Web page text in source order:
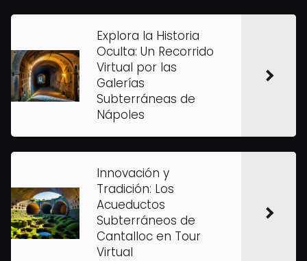
Explora la Historia
Oculta: Un Recorrido
Virtual por las
Galerías
Subterráneas de
Nápoles
Innovación y
Tradición: Los
Acueductos
Subterráneos de
Cantalloc en Tour
Virtual